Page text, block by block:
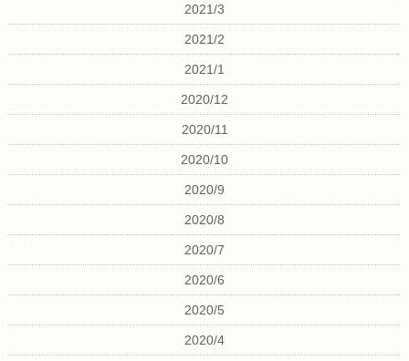
2021/3
2021/2
2021/1
2020/12
2020/11
2020/10
2020/9
2020/8
2020/7
2020/6
2020/5
2020/4